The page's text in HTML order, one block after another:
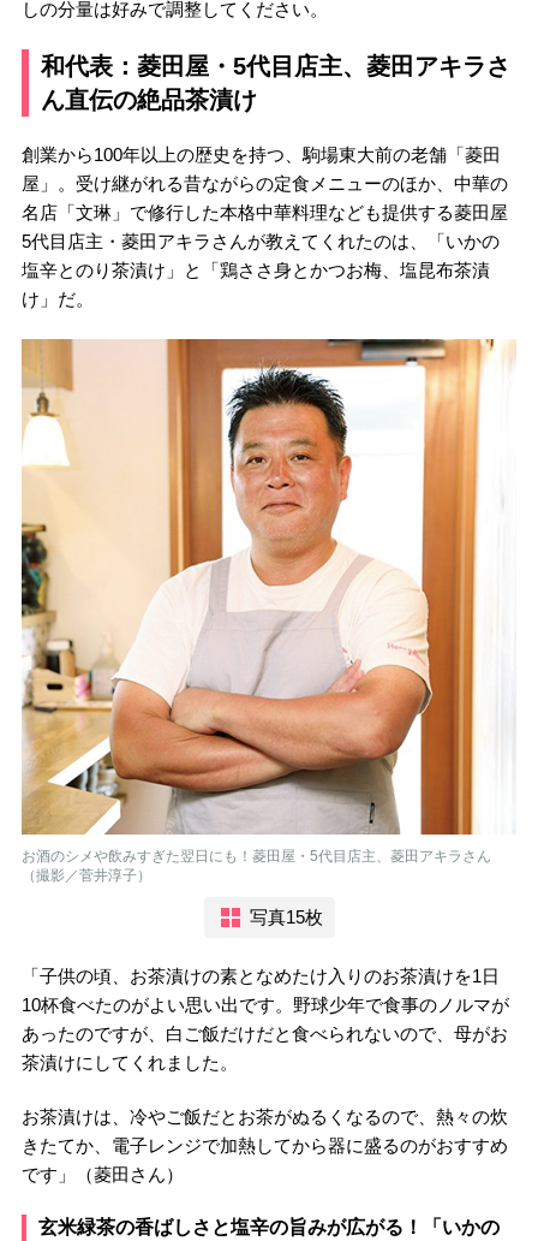
しの分量は好みで調整してください。
和代表：菱田屋・5代目店主、菱田アキラさ
ん直伝の絶品茶漬け
創業から100年以上の歴史を持つ、駒場東大前の老舗「菱田
屋」。受け継がれる昔ながらの定食メニューのほか、中華の
名店「文琳」で修行した本格中華料理なども提供する菱田屋
5代目店主・菱田アキラさんが教えてくれたのは、「いかの
塩辛とのり茶漬け」と「鶏ささ身とかつお梅、塩昆布茶漬
け」だ。
お酒のシメや飲みすぎた翌日にも！菱田屋・5代目店主、菱田アキラさん
（撮影／菅井淳子）
写真15枚
「子供の頃、お茶漬けの素となめたけ入りのお茶漬けを1日
10杯食べたのがよい思い出です。野球少年で食事のノルマが
あったのですが、白ご飯だけだと食べられないので、母がお
茶漬けにしてくれました。
お茶漬けは、冷やご飯だとお茶がぬるくなるので、熱々の炊
きたてか、電子レンジで加熱してから器に盛るのがおすすめ
です」（菱田さん）
玄米緑茶の香ばしさと塩辛の旨みが広がる！「いかの